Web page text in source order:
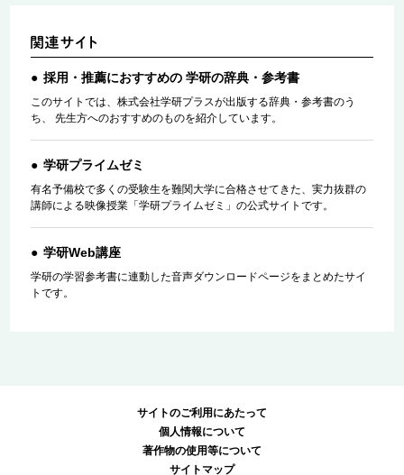
採用・推薦におすすめの 学研の辞典・参考書
このサイトでは、株式会社学研プラスが出版する辞典・参考書のう
ち、 先生方へのおすすめのものを紹介しています。
学研プライムゼミ
有名予備校で多くの受験生を難関大学に合格させてきた、実力抜群の
講師による映像授業「学研プライムゼミ」の公式サイトです。
学研Web講座
学研の学習参考書に連動した音声ダウンロードページをまとめたサイ
トです。
サイトのご利用にあたって
個人情報について
著作物の使用等について
サイトマップ